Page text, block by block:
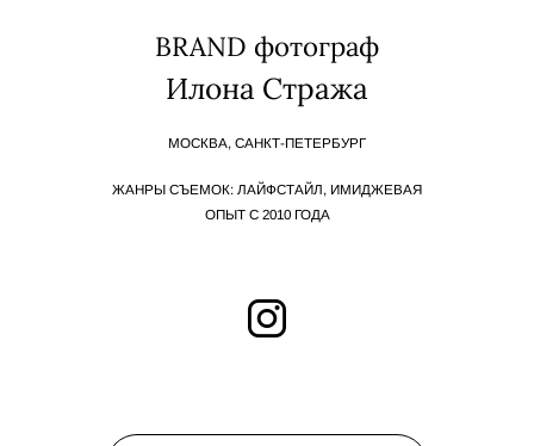
BRAND фотограф
Илона Стража
МОСКВА, САНКТ-ПЕТЕРБУРГ
ЖАНРЫ СЪЕМОК: ЛАЙФСТАЙЛ, ИМИДЖЕВАЯ
ОПЫТ С 2010 ГОДА